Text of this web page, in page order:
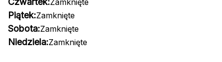
Piątek:Zamknięte
Sobota:Zamknięte
Niedziela:Zamknięte